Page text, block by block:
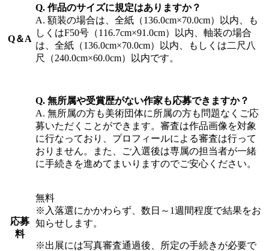
Q＆A
Q. 作品のサイズに規定はありますか？
A. 額装の場合は、全紙（136.0cm×70.0cm）以内、も
しくはF50号（116.7cm×91.0cm）以内、軸装の場合
は、全紙（136.0cm×70.0cm）以内、もしくは二尺八
尺（240.0cm×60.0cm）以内です。
Q. 無所属や受賞歴がない作家も応募できますか？
A. 無所属の方も美術団体に所属の方も問題なくご応
募いただくことができます。審査は作品画像を対象
に行なっており、プロフィールによる審査は行って
おりません。また、ご入選後は専属の担当者が一緒
に手続きを進めてまいりますのでご安心ください。
応募
料
無料
※入落選にかかわらず、数日～1週間程度で結果をお
知らせします。
※出展には写真審査通過後、所定の手続きが必要で